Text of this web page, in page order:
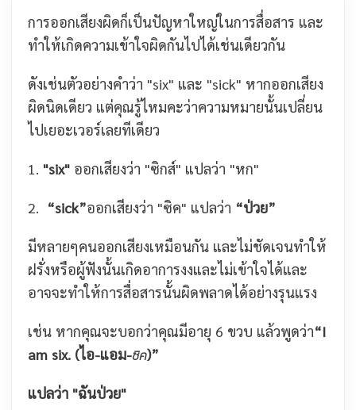
การออกเสียงผิดก็เป็นปัญหาใหญ่ในการสื่อสาร และ
ทำให้เกิดความเข้าใจผิดกันไปได้เช่นเดียวกัน
ดังเช่นตัวอย่างคำว่า "six" และ "sick" หากออกเสียง
ผิดนิดเดียว แต่คุณรู้ไหมคะว่าความหมายนั้นเปลี่ยน
ไปเยอะเวอร์เลยทีเดียว
1. "six" ออกเสียงว่า "ซิกส์" แปลว่า "หก"
2. “sick”ออกเสียงว่า "ซิค" แปลว่า “ป่วย”
มีหลายๆคนออกเสียงเหมือนกัน และไม่ชัดเจนทำให้
ฝรั่งหรือผู้ฟังนั้นเกิดอาการงงและไม่เข้าใจได้และ
อาจจะทำให้การสื่อสารนั้นผิดพลาดได้อย่างรุนแรง
เช่น หากคุณจะบอกว่าคุณมีอายุ 6 ขวบ แล้วพูดว่า“I
am six. (ไอ-แอม-ซิค)”
แปลว่า "ฉันป่วย"